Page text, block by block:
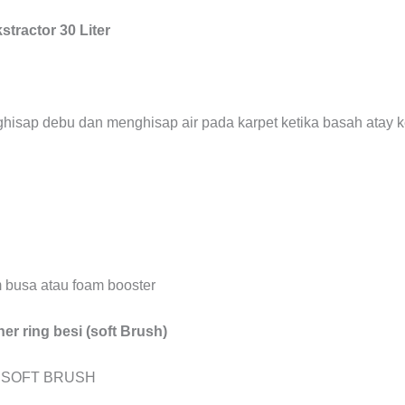
30 Liter
debu dan menghisap air pada karpet ketika basah atay
atau foam booster
ring besi (soft Brush)